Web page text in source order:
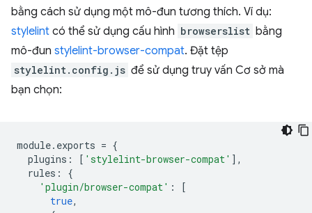
bằng cách sử dụng một mô-đun tương thích. Ví dụ:
stylelint có thể sử dụng cấu hình browserslist bằng
mô-đun stylelint-browser-compat. Đặt tệp
stylelint.config.js để sử dụng truy vấn Cơ sở mà
bạn chọn:
module. exports = {
plugins : [ 'stylelint-browser-compat' ],
rules :
{
'plugin/browser-compat' :
[
true,